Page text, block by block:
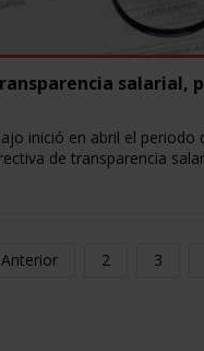
salarial,
inició en abril el periodo
de transparencia
Anterior 2 3